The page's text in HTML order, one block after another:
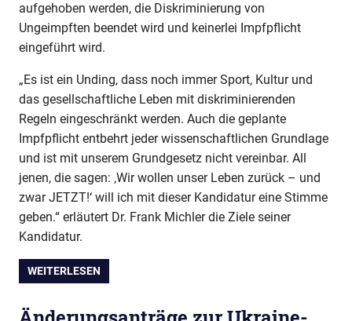
aufgehoben werden, die Diskriminierung von
Ungeimpften beendet wird und keinerlei Impfpflicht
eingeführt wird.
„Es ist ein Unding, dass noch immer Sport, Kultur und
das gesellschaftliche Leben mit diskriminierenden
Regeln eingeschränkt werden. Auch die geplante
Impfpflicht entbehrt jeder wissenschaftlichen Grundlage
und ist mit unserem Grundgesetz nicht vereinbar. All
jenen, die sagen: ‚Wir wollen unser Leben zurück – und
zwar JETZT!‘ will ich mit dieser Kandidatur eine Stimme
geben.“ erläutert Dr. Frank Michler die Ziele seiner
Kandidatur.
WEITERLESEN